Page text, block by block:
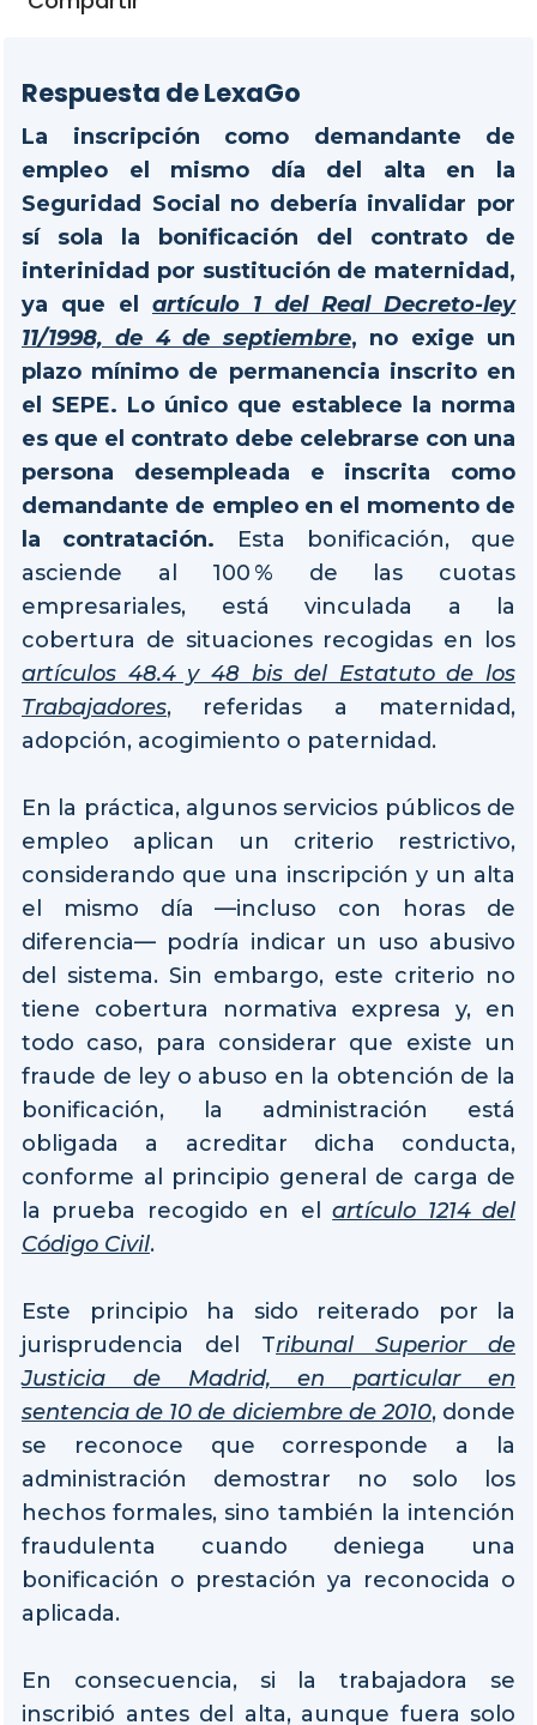
Respuesta de LexaGo
La inscripción como demandante de
empleo el mismo día del alta en la
Seguridad Social no debería invalidar por
sí sola la bonificación del contrato de
interinidad por sustitución de maternidad,
ya que el artículo 1 del Real Decreto-ley
11/1998, de 4 de septiembre, no exige un
plazo mínimo de permanencia inscrito en
el SEPE. Lo único que establece la norma
es que el contrato debe celebrarse con una
persona desempleada e inscrita como
demandante de empleo en el momento de
la contratación.
Esta bonificación, que
asciende al 100 % de las cuotas
empresariales, está vinculada a la
cobertura de situaciones recogidas en los
artículos 48.4 y 48 bis del Estatuto de los
Trabajadores, referidas a maternidad,
adopción, acogimiento o paternidad.
En la práctica, algunos servicios públicos de
empleo aplican un criterio restrictivo,
considerando que una inscripción y un alta
el mismo día —incluso con horas de
diferencia— podría indicar un uso abusivo
del sistema. Sin embargo, este criterio no
tiene cobertura normativa expresa y, en
todo caso, para considerar que existe un
fraude de ley o abuso en la obtención de la
bonificación, la administración está
obligada a acreditar dicha conducta,
conforme al principio general de carga de
la prueba recogido en elartículo 1214 del
Código Civil.
Este principio ha sido reiterado por la
jurisprudencia del Tribunal Superior de
Justicia de Madrid, en particular en
sentencia de 10 de diciembre de 2010, donde
se reconoce que corresponde a la
administración demostrar no solo los
hechos formales, sino también la intención
fraudulenta cuando deniega una
bonificación o prestación ya reconocida o
aplicada.
En consecuencia, si la trabajadora se
inscribió antes del alta, aunque fuera solo